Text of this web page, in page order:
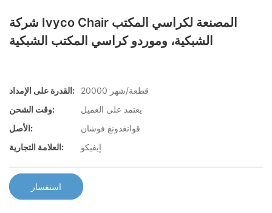
شركة Ivyco Chair المصنعة لكراسي المكتب
الشبكية، وموردو كراسي المكتب الشبكية
القدرة على الإمداد:
20000 قطعة/شهر
وقت الشحن:
يعتمد على العميل
الأصل:
قوانغدونغ فوشان
العلامة التجارية:
إيفيكو
استفسار